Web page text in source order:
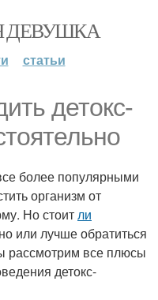
ДЕВУШКА
статьи
детокс-
более популярными
организм от
Но стоитли
или лучше обратиться
рассмотрим все плюсы
детокс-